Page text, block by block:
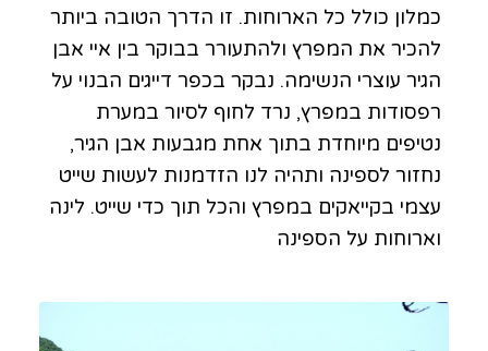
כמלון כולל כל הארוחות. זו הדרך הטובה ביותר
להכיר את המפרץ ולהתעורר בבוקר בין איי אבן
הגיר עוצרי הנשימה. נבקר בכפר דייגים הבנוי על
רפסודות במפרץ, נרד לחוף לסיור במערת
נטיפים מיוחדת בתוך אחת מגבעות אבן הגיר,
נחזור לספינה ותהיה לנו הזדמנות לעשות שייט
עצמי בקייאקים במפרץ והכל תוך כדי שייט. לינה
וארוחות על הספינה